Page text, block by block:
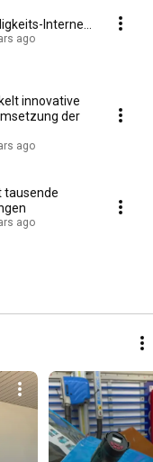
Internet
ago
innovative
der
ago
tausende
ago